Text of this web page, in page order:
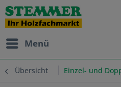
Menü
Übersicht Einzel- und